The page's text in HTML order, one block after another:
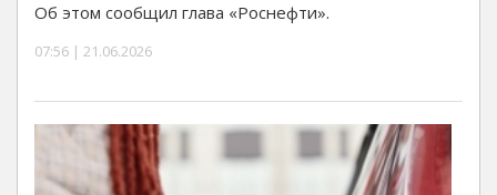
Об этом сообщил глава «Роснефти».
07:56 | 21.06.2026